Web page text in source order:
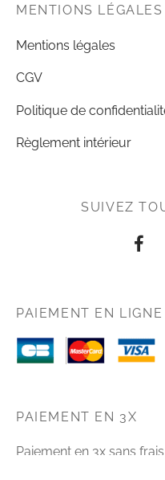
MENTIONS LÉGALES
Mentions légales
CGV
Politique de
Règlement intérieur
SUIVEZ
PAIEMENT EN LIGNE
PAIEMENT EN 3X
Paiement en 3x sans